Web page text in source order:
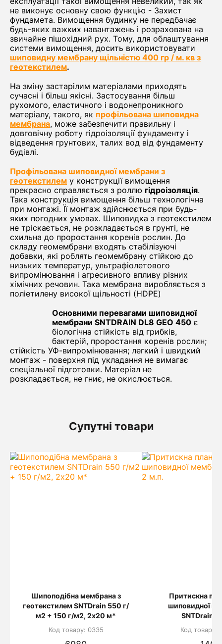
не виконує основну свою функцію - Захист
фундамета. Вимощення будинку не передбачає
будь-яких важких навантажень і розрахована на
звичайне пішохідний рух. Тому, для облаштування
системи вимощення, досить використовувати
шиповидну мембрану щільністю 400 гр / м. кв з
геотекстилем.
На зміну застарілим матеріалами приходять
сучасні і більш якісні. Застосування більш
рухомого, еластичного і водонепроникного
матеріалу, такого, як профільована шиповидна
мембрана, може забезпечити правильну і
довговічну роботу гідроізоляції фундаменту і
відведення грунтових, талих вод від фундаменту
будівлі.
Профільована шиповидної мембрани з
геотекстилем у конструкції вимощення
прекрасно справляється з роллю гідроізоляція.
Така конструкція вимощення більш технологічна
при монтажі. Її монтаж здійснюється при будь-
яких погодних умовах. Шиповидка з геотекстилем
не тріскається, не розкладається в грунті, не
схильна до проростання коренів рослин. До
складу геомембрани входять стабілізуючі
добавки, які роблять геомембрану стійкою до
низьких температур, ультрафіолетового
випромінювання і агресивного впливу різних
хімічних речовин. Така мембрана виробляється з
поліетилену високої щільності (HDPE)
Основними перевагами шиповидної
мембрани SNTDRAIN DL8 GEO 450 є
біологічна стійкість від грибків,
бактерій, проростання коренів рослин;
стійкість УФ-випромінювання; легкий і швидкий
монтаж - поверхня під укладання не вимагає
спеціальної підготовки. Матеріал не
розкладається, не гниє, не окислюється.
Супутні товари
Шипоподібна мембрана з
геотекстилем SNTDrain 550 г/
м2 + 150 г/м2, 2х20 м*
Код товару: 0335
Притискна
шиповидної
SNTDrain 2
Код товару: